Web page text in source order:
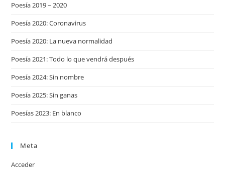
Poesía 2019 – 2020
Poesía 2020: Coronavirus
Poesía 2020: La nueva normalidad
Poesía 2021: Todo lo que vendrá después
Poesía 2024: Sin nombre
Poesía 2025: Sin ganas
Poesías 2023: En blanco
Meta
Acceder